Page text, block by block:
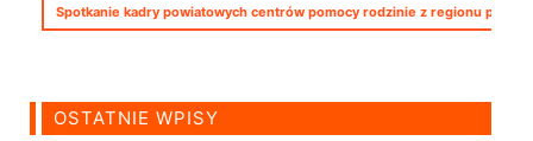
Spotkanie kadry powiatowych centrów pomocy rodzinie z regionu
OSTATNIE WPISY